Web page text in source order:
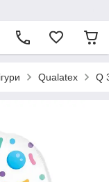
Qualatex Q